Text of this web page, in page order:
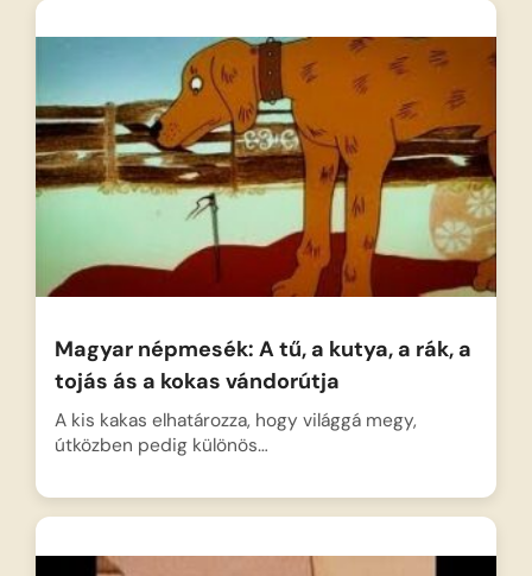
Magyar népmesék: A tű, a kutya, a rák, a
tojás ás a kokas vándorútja
A kis kakas elhatározza, hogy világgá megy,
útközben pedig különös…